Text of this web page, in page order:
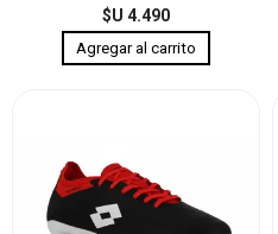
$U 4.490